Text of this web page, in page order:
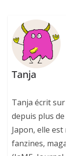
Tanja
Tanja écrit
depuis plus
Japon, elle
fanzines,